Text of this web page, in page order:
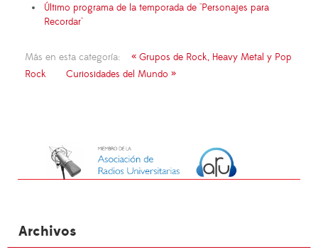
Último programa de la temporada de "Personajes para
Recordar"
Más en esta categoría:
« Grupos de Rock, Heavy Metal y Pop
Rock
Curiosidades del Mundo »
Archivos